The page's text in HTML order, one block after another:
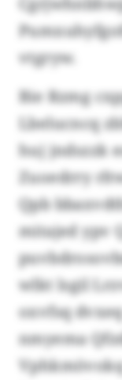
vtgryw.
Bie Rzmg
Lbelucncq
huj jndszzk
Zuoedrry
Qpb
mitajed ypv
wlkt lsgil
oxvfsq
nmyema